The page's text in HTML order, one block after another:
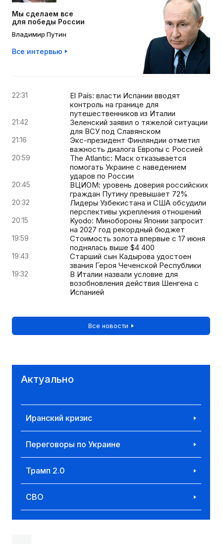
Мы сделаем все
для победы России
Владимир Путин
Все интервью
22:31
El País: власти Испании вводят
контроль на границе для
путешественников из Италии
21:42
Зеленский заявил о тяжелой ситуации
для ВСУ под Славянском
21:16
Экс-президент Финляндии отметил
важность диалога Европы с Россией
20:59
The Atlantic: Маск отказывается
помогать Украине с наведением
ударов по России
20:45
ВЦИОМ: уровень доверия российских
граждан Путину превышает 72%
20:32
Лидеры Узбекистана и США обсудили
перспективы укрепления отношений
20:15
Kyodo: Минобороны Японии запросит
на 2027 год рекордный бюджет
19:59
Стоимость золота впервые с 17 июня
поднялась выше $4 400
19:43
Старший сын Кадырова удостоен
звания Героя Чеченской Республики
19:32
В Италии назвали условие для
возобновления действия Шенгена с
Испанией
Все новости
Актуально
Иранский кризис
Переговоры по Украине
Трамп 2.0
СВО